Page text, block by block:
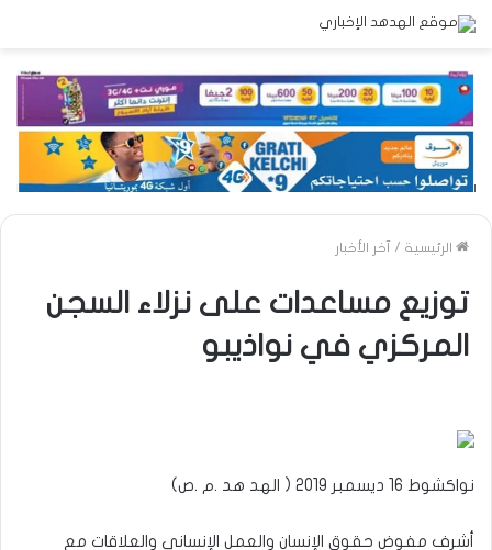
الرئيسية / آخر الأخبار
توزيع مساعدات على نزلاء السجن
المركزي في نواذيبو
نواكشوط 16 ديسمبر 2019 ( الهد هد .م .ص)
أشرف مفوض حقوق الإنسان والعمل الإنساني والعلاقات مع